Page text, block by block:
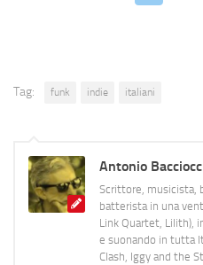
Tag: funk indie italiani
Antonio
Scrittore, musicista,
batterista in una
Link Quartet, Lilith),
e suonando in tutta
Clash, Iggy and the